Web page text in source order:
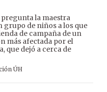
pregunta la maestra
grupo de niños a los que
de campaña de un
más afectada por el
que dejó a cerca de
ÚH